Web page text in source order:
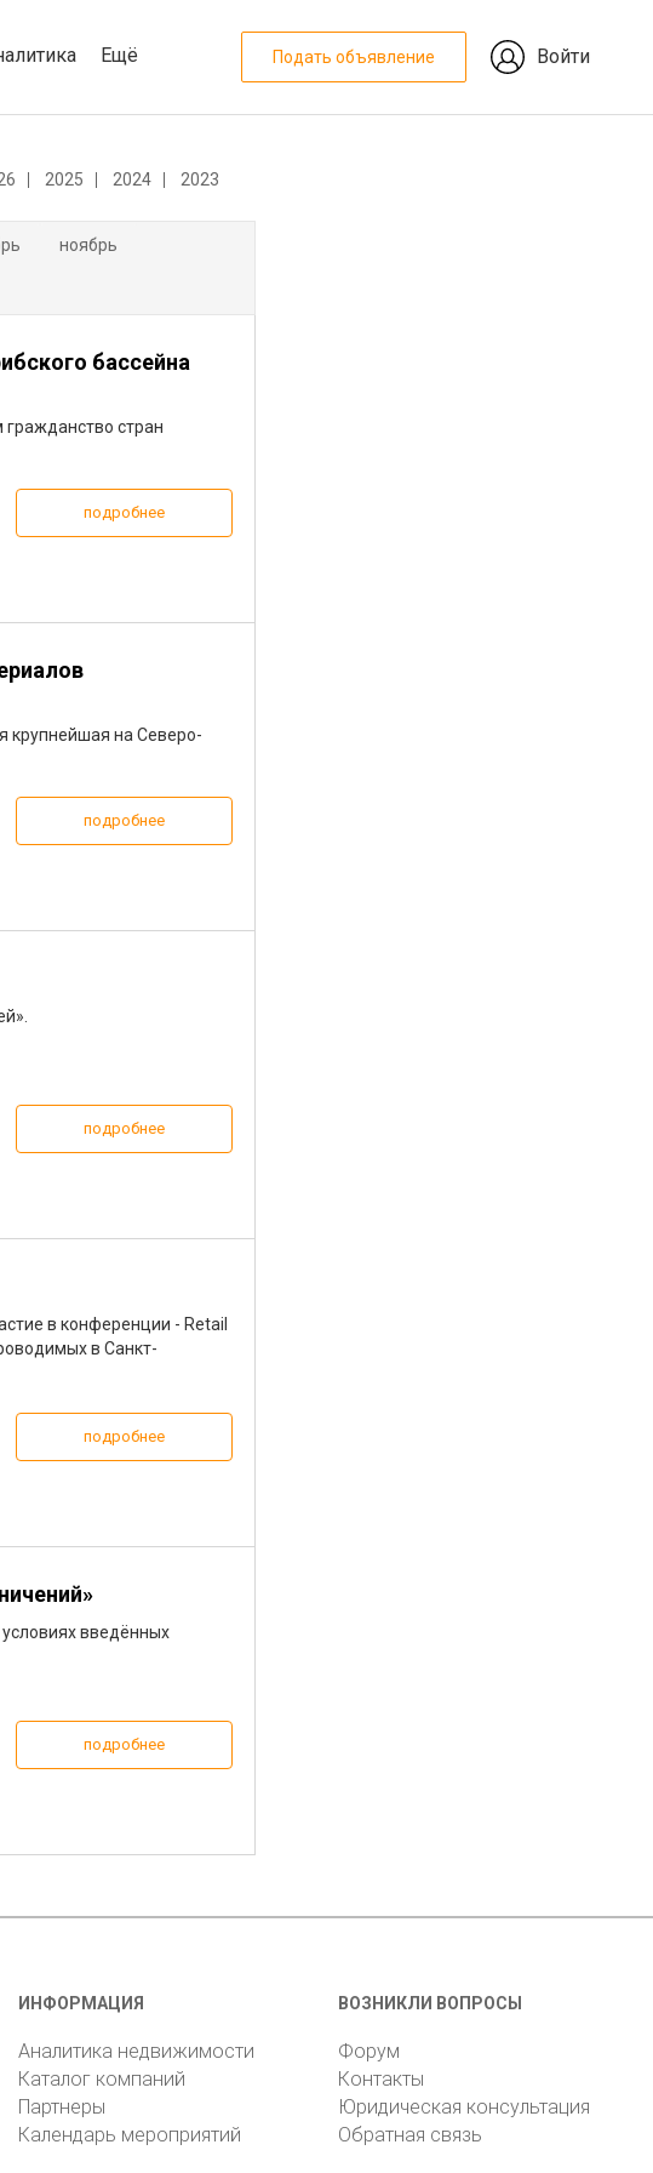
Ещё Подать объявление Войти
2025 2024 2023
ноябрь
бассейна
гражданство стран
подробнее
крупнейшая на Северо-
подробнее
подробнее
в конференции - Retail
в Санкт-
подробнее
введённых
подробнее
ИНФОРМАЦИЯ
Аналитика недвижимости
Каталог компаний
Партнеры
Календарь мероприятий
ВОЗНИКЛИ ВОПРОСЫ
Форум
Контакты
Юридическая консультация
Обратная связь